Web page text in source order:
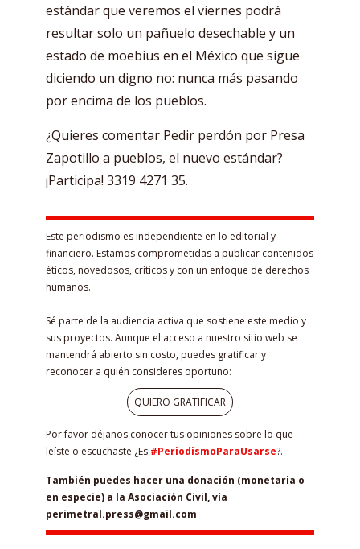
estándar que veremos el viernes podrá
resultar solo un pañuelo desechable y un
estado de moebius en el México que sigue
diciendo un digno no: nunca más pasando
por encima de los pueblos.
¿Quieres comentar Pedir perdón por Presa
Zapotillo a pueblos, el nuevo estándar?
¡Participa! 3319 4271 35.
Este periodismo es independiente en lo editorial y
financiero. Estamos comprometidas a publicar contenidos
éticos, novedosos, críticos y con un enfoque de derechos
humanos.
Sé parte de la audiencia activa que sostiene este medio y
sus proyectos. Aunque el acceso a nuestro sitio web se
mantendrá abierto sin costo, puedes gratificar y
reconocer a quién consideres oportuno:
QUIERO GRATIFICAR
Por favor déjanos conocer tus opiniones sobre lo que
leíste o escuchaste ¿Es #PeriodismoParaUsarse?.
También puedes hacer una donación (monetaria o
en especie) a la Asociación Civil, vía
perimetral.press@gmail.com